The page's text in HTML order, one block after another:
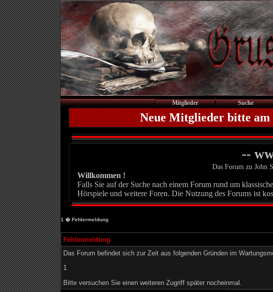
Mitglieder Suche
Neue Mitglieder bitte am
--
Das Forum zu John
Willkommen !
Falls Sie auf der Suche nach einem Forum rund um
Hörspiele und weitere Foren. Die Nutzung des Forums ist
1 � Fehlermeldung
Fehlermeldung
Das Forum befindet sich zur Zeit aus folgenden Gründen im
1
Bitte versuchen Sie einen weiteren Zugriff später nocheinmal.